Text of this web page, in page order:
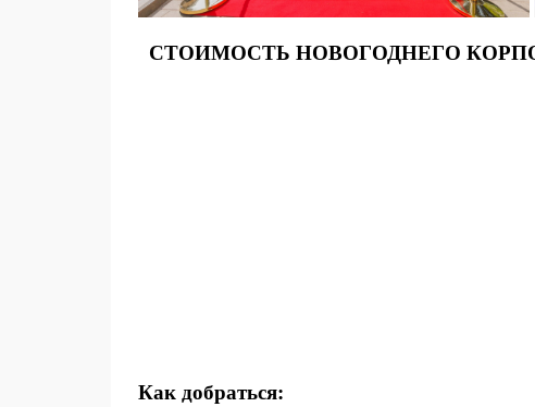
СТОИМОСТЬ НОВОГОДНЕГО
Как добраться: